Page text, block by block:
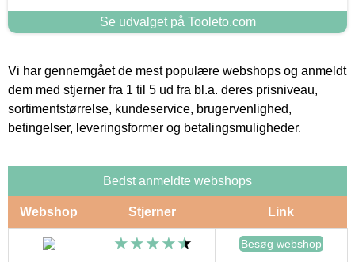
Se udvalget på Tooleto.com
Vi har gennemgået de mest populære webshops og anmeldt
dem med stjerner fra 1 til 5 ud fra bl.a. deres prisniveau,
sortimentstørrelse, kundeservice, brugervenlighed,
betingelser, leveringsformer og betalingsmuligheder.
Bedst anmeldte webshops
Webshop Stjerner Link
Besøg webshop